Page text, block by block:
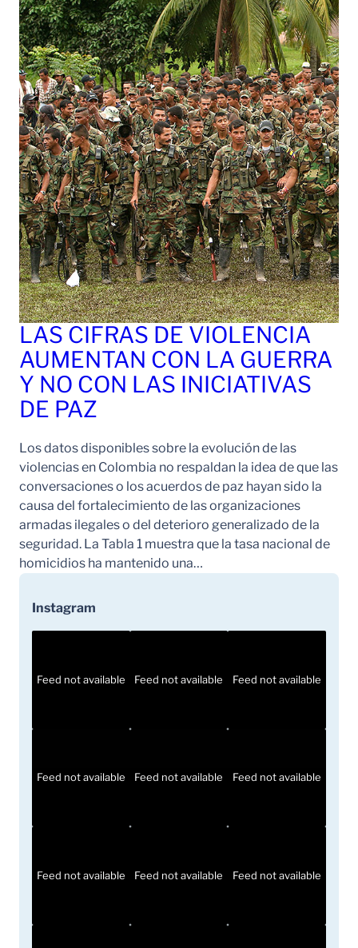
LAS CIFRAS DE VIOLENCIA
AUMENTAN CON LA GUERRA
Y NO CON LAS INICIATIVAS
DE PAZ
Los datos disponibles sobre la evolución de las
violencias en Colombia no respaldan la idea de que las
conversaciones o los acuerdos de paz hayan sido la
causa del fortalecimiento de las organizaciones
armadas ilegales o del deterioro generalizado de la
seguridad. La Tabla 1 muestra que la tasa nacional de
homicidios ha mantenido una…
Instagram
Feed not available Feed not available Feed not available
Feed not available Feed not available Feed not available
Feed not available Feed not available Feed not available